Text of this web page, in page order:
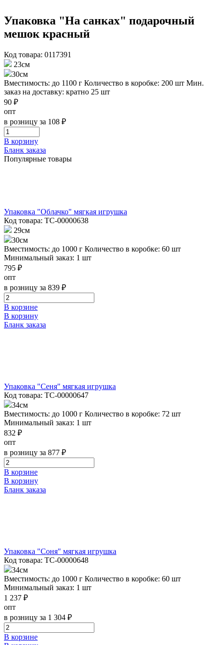
Упаковка "На санках" подарочный
мешок красный
Код товара: 0117391
23см
30см
Вместимость: до 1100 г Количество в коробке: 200 шт Мин.
заказ на доставку: кратно 25 шт
90 ₽
опт
в розницу за 108 ₽
В корзину
Бланк заказа
Популярные товары
Упаковка "Облачко" мягкая игрушка
Код товара: ТС-00000638
29см
30см
Вместимость: до 1000 г Количество в коробке: 60 шт
Минимальный заказ: 1 шт
795 ₽
опт
в розницу за 839 ₽
В корзине
В корзину
Бланк заказа
Упаковка "Сеня" мягкая игрушка
Код товара: ТС-00000647
34см
Вместимость: до 1000 г Количество в коробке: 72 шт
Минимальный заказ: 1 шт
832 ₽
опт
в розницу за 877 ₽
В корзине
В корзину
Бланк заказа
Упаковка "Соня" мягкая игрушка
Код товара: ТС-00000648
34см
Вместимость: до 1000 г Количество в коробке: 60 шт
Минимальный заказ: 1 шт
1 237 ₽
опт
в розницу за 1 304 ₽
В корзине